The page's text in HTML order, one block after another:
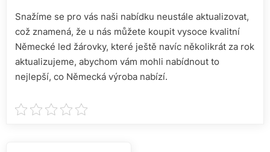
Snažíme se pro vás naši nabídku neustále aktualizovat,
což znamená, že u nás můžete koupit vysoce kvalitní
Německé led žárovky, které ještě navíc několikrát za rok
aktualizujeme, abychom vám mohli nabídnout to
nejlepší, co Německá výroba nabízí.